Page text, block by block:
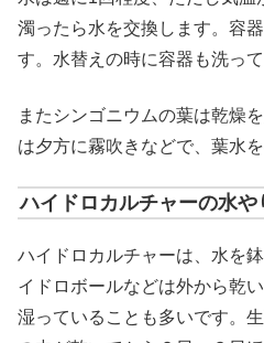
濁ったら水を交換します。容
す。水替えの時に容器も洗って
またシンゴニウムの葉は乾燥
は夕方に霧吹きなどで、葉水
ハイドロカルチャーの水や
ハイドロカルチャーは、水を
イドロボールなどは外から乾
湿っていることも多いです。